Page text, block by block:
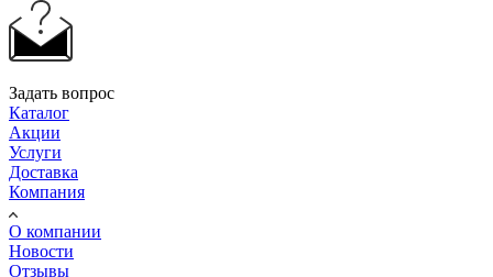
Задать вопрос
Каталог
Акции
Услуги
Доставка
Компания
О компании
Новости
Отзывы